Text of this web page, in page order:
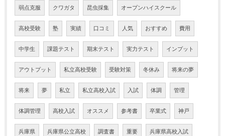
弱点克服 クワガタ 昆虫採集 オープンハイスクール
高校受験 塾 実績 口コミ 人気 おすすめ 費用
中学生 課題テスト 期末テスト 実力テスト インプット
アウトプット 私立高校受験 受験対策 冬休み 将来の夢
将来 夢 私立 私立高校入試 入試 体調 管理
体調管理 高校入試 オススメ 参考書 卒業式 神戸
兵庫県 兵庫県公立高校 調査書 重要 兵庫県高校入試